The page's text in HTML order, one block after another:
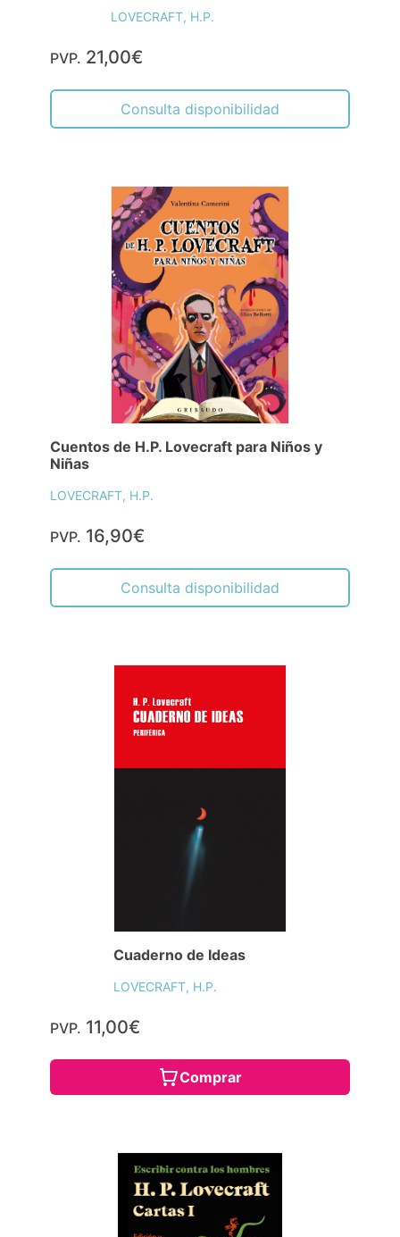
LOVECRAFT, H.P.
PVP. 21,00€
Consulta disponibilidad
Cuentos de H.P. Lovecraft para Niños y
Niñas
LOVECRAFT, H.P.
PVP. 16,90€
Consulta disponibilidad
Cuaderno de Ideas
LOVECRAFT, H.P.
PVP. 11,00€
Comprar